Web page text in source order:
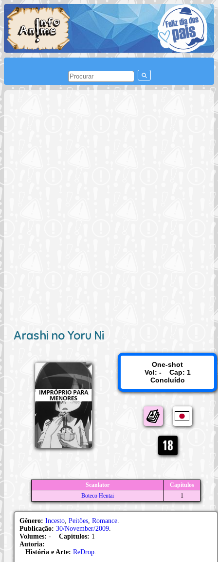
Arashi no Yoru Ni
One-shot
Vol: - Cap: 1
Concluído
Scanlator
Capítulos
Boteco Hentai
1
Gênero: Incesto Peitões Romance
Publicação: 30/November/2009
Volumes: - Capítulos: 1
Autoria:
História e Arte: ReDrop